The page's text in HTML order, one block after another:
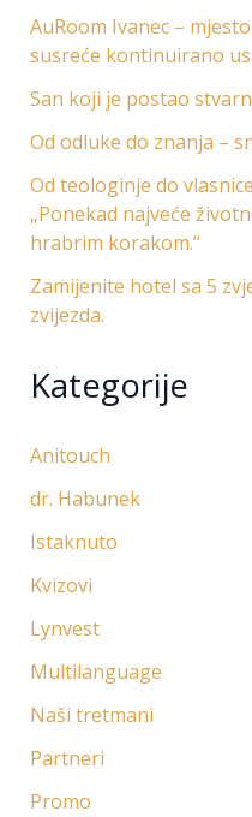
AuRoom Ivanec –
susreće kontinuirano
San koji je postao
Od odluke do znanja –
Od teologinje do
„Ponekad najveće
hrabrim korakom.“
Zamijenite hotel sa 5
zvijezda.
Kategorije
Anitouch
dr. Habunek
Istaknuto
Kvizovi
Lynvest
Multilanguage
Naši tretmani
Partneri
Promo